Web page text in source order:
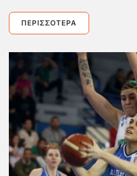
ΠΕΡΙΣΣΌΤΕΡΑ